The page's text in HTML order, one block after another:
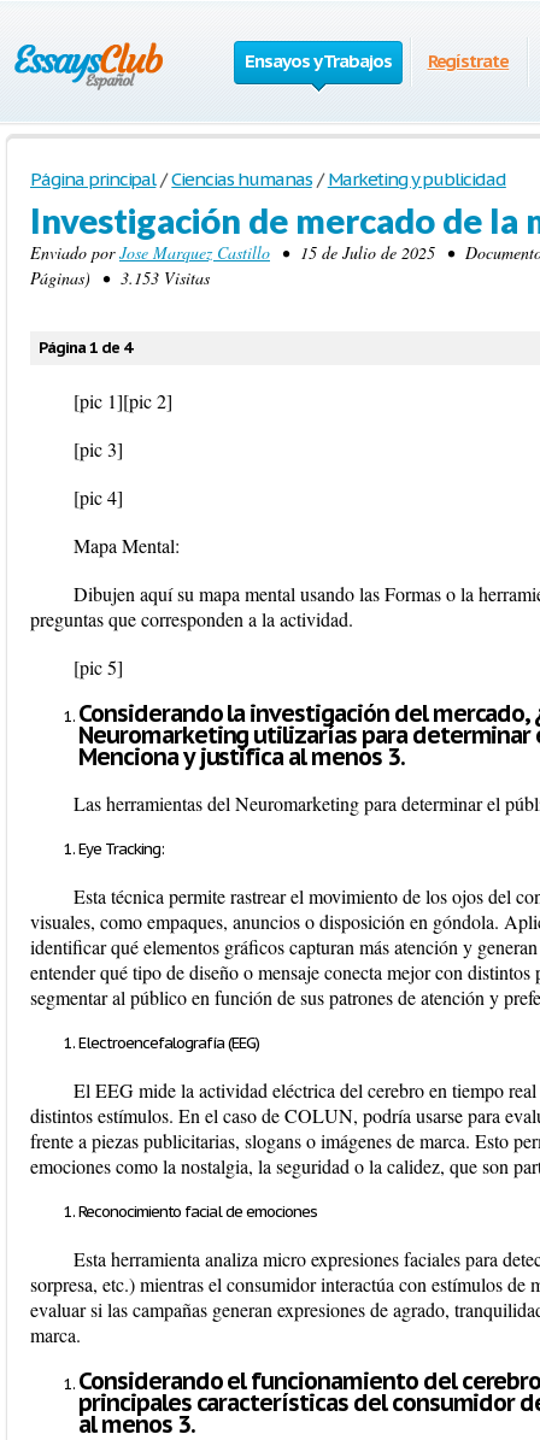
Ensayos y Trabajos Regístrate
Página principal / Ciencias humanas / Marketing y publicidad
Investigación de mercado de la
Enviado porJose Marquez Castillo • 15 de Julio de 2025 •
Páginas) • 3.153 Visitas
Página 1 de 4
[pic 1][pic 2]
[pic 3]
[pic 4]
Mapa Mental:
Dibujen aquí su mapa mental usando las Formas o la
preguntas que corresponden a la actividad.
[pic 5]
Considerando la investigación del mercado,
Neuromarketing utilizarías para determinar
Menciona y justifica al menos 3.
Las herramientas del Neuromarketing para determinar el
Eye Tracking:
Esta técnica permite rastrear el movimiento de los ojos del
visuales, como empaques, anuncios o disposición en góndola.
identificar qué elementos gráficos capturan más atención y
entender qué tipo de diseño o mensaje conecta mejor con
segmentar al público en función de sus patrones de atención y
Electroencefalografía (EEG)
El EEG mide la actividad eléctrica del cerebro en tiempo real
distintos estímulos. En el caso de COLUN, podría usarse para
frente a piezas publicitarias, slogans o imágenes de marca. Esto
emociones como la nostalgia, la seguridad o la calidez, que son
Reconocimiento facial de emociones
Esta herramienta analiza micro expresiones faciales para
sorpresa, etc.) mientras el consumidor interactúa con estímulos
evaluar si las campañas generan expresiones de agrado,
marca.
Considerando el funcionamiento del
principales características del consumidor
al menos 3.